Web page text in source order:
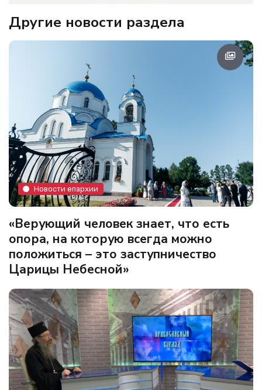
Другие новости раздела
Новости епархии
«Верующий человек знает, что есть
опора, на которую всегда можно
положиться – это заступничество
Царицы Небесной»